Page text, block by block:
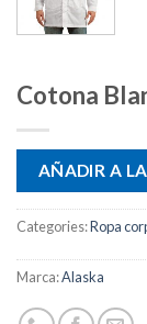
Cotona
AÑADIR A
Categories:Ropa
Marca:Alaska